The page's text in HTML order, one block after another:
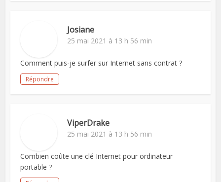
Josiane
25 mai 2021 à 13 h 56 min
Comment puis-je surfer sur Internet sans contrat ?
Répondre
ViperDrake
25 mai 2021 à 13 h 56 min
Combien coûte une clé Internet pour ordinateur
portable ?